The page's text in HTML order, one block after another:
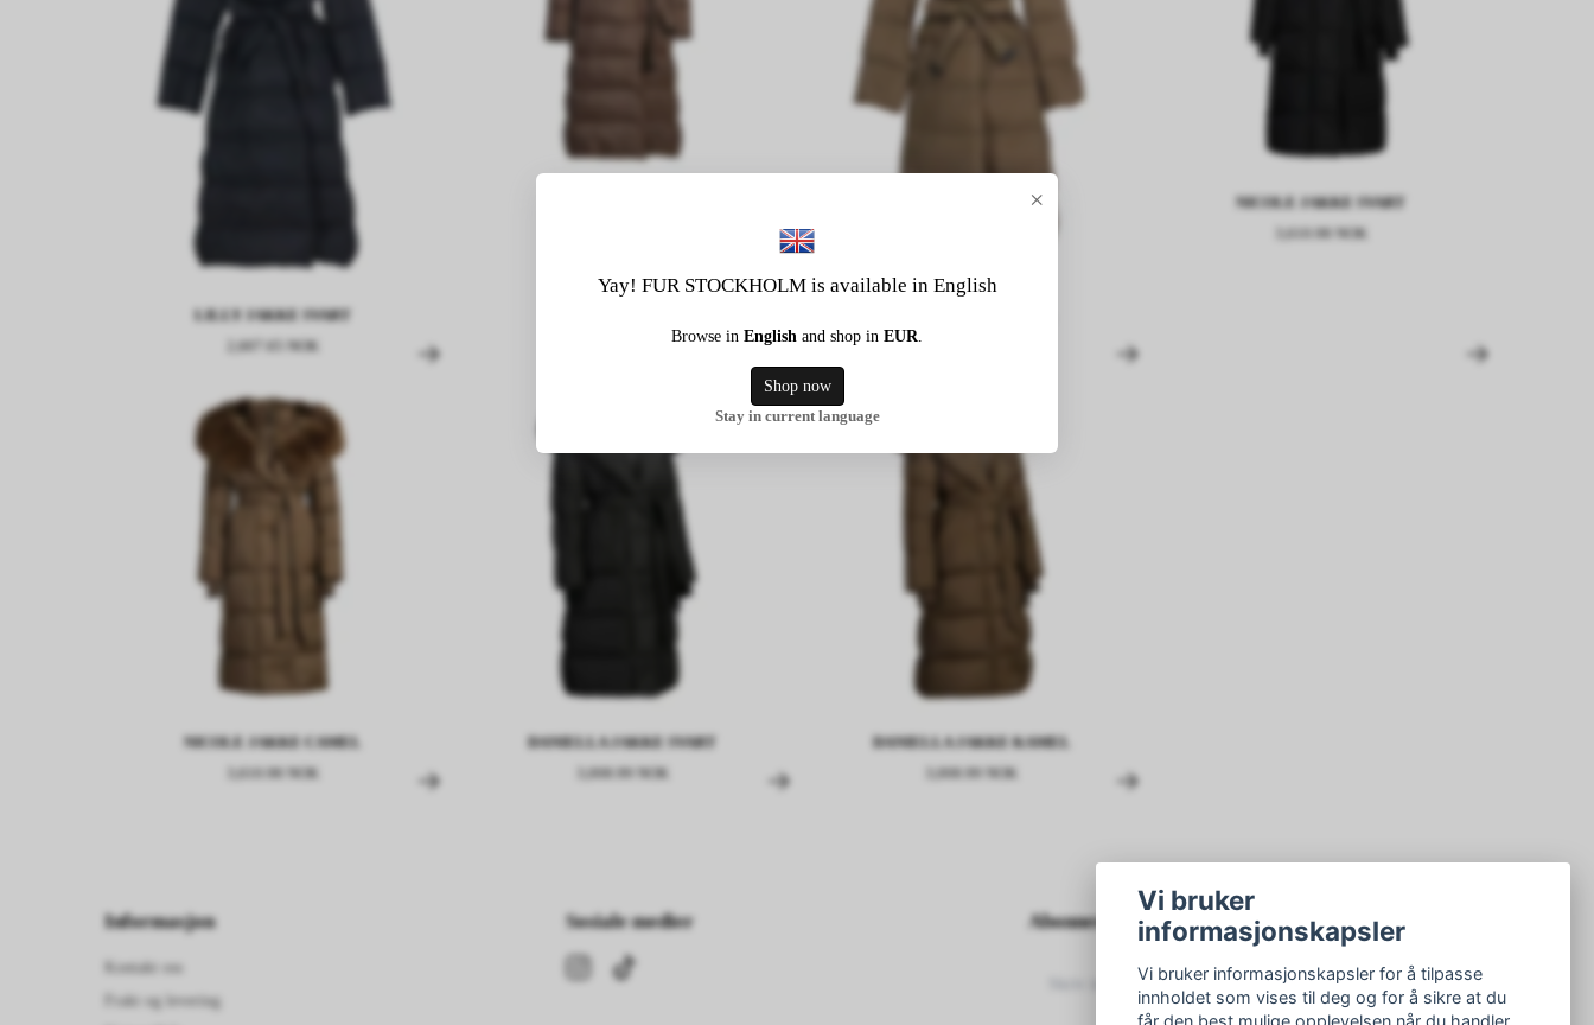
LILLY JAKKE SVART
2,607.65 NOK
NICOLE JAKKE SVART
3,610.98 NOK
NICOLE JAKKE CAMEL
3,610.98 NOK
DANIELLA JAKKE SVART
3,008.99 NOK
DANIELLA JAKKE KAMEL
3,008.99 NOK
Informasjon
Kontakt oss
Frakt og levering
Sosiale medier Abonner på nyhetsbrevet vårt
Abonner
Vi bruker
informasjonskapsler
Vi bruker informasjonskapsler for å tilpasse
innholdet som vises til deg og for å sikre at du
×
Yay! FUR STOCKHOLM is available in English
Browse in English and shop in EUR
Shop now
Stay in current language